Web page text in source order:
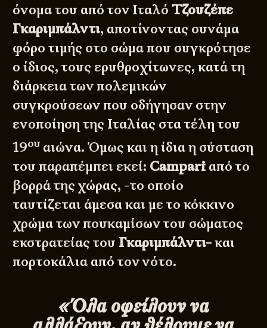
όνομα του από τον Ιταλό Τζουζέπε
Γκαριμπάλντι, αποτίνοντας συνάμα
φόρο τιμής στο σώμα που συγκρότησε
ο ίδιος, τους ερυθροχίτωνες, κατά τη
διάρκεια των πολεμικών
συγκρούσεων που οδήγησαν στην
ενοποίηση της Ιταλίας στα τέλη του
19ουαιώνα. Όμως και η ίδια η σύσταση
του παραπέμπει εκεί: Campari από το
βορρά της χώρας, -το οποίο
ταυτίζεται άμεσα και με το κόκκινο
χρώμα των πουκαμίσων του σώματος
εκστρατείας του Γκαριμπάλντι-και
πορτοκάλια από τον νότο.
«Όλα οφείλουν να